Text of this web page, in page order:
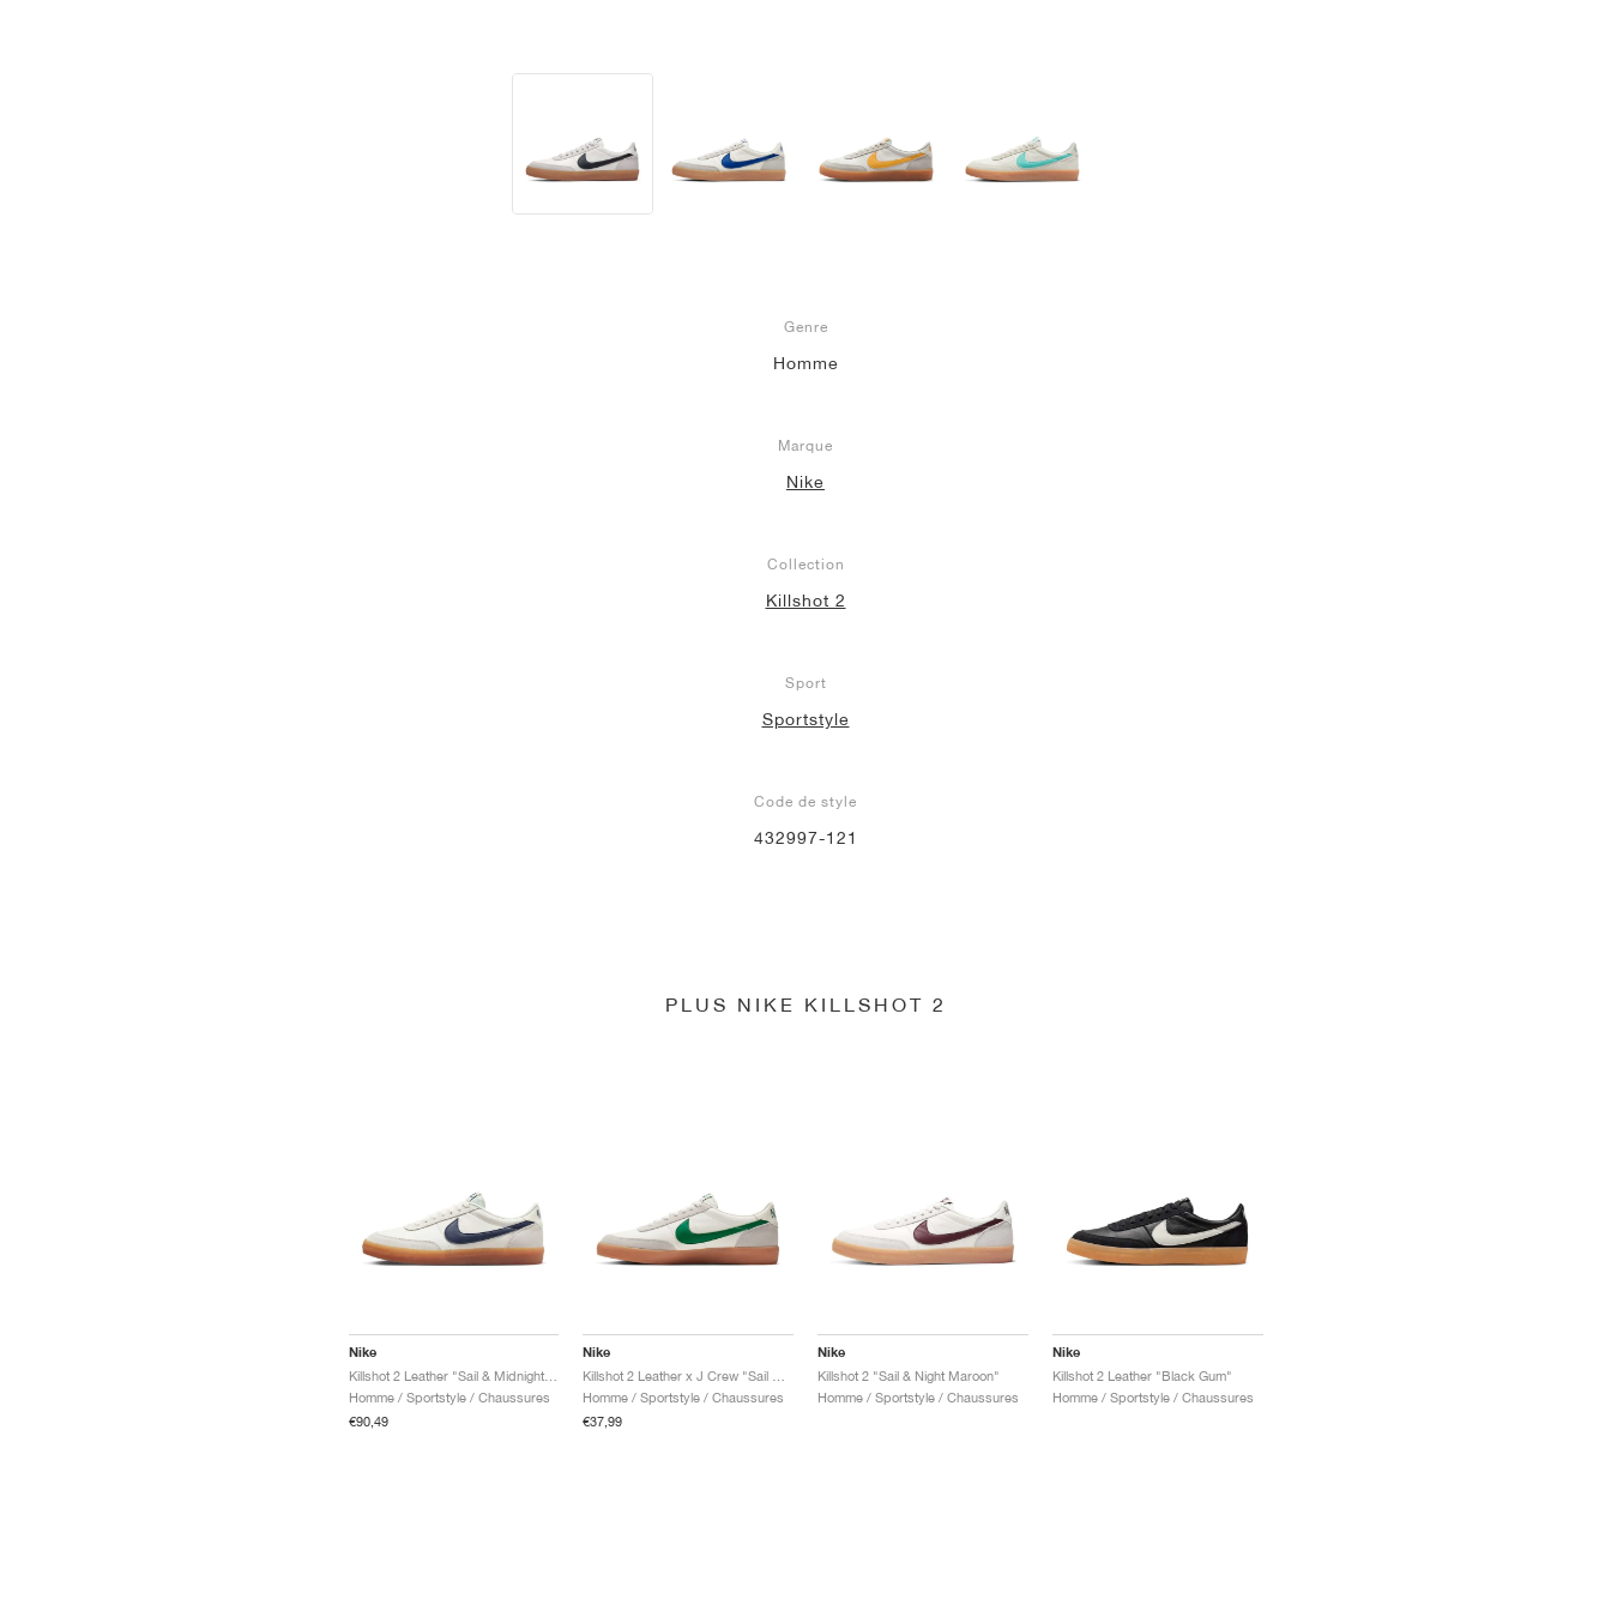
Genre
Homme
Marque
Nike
Collection
Killshot 2
Sport
Sportstyle
Code de style
432997-121
PLUS NIKE KILLSHOT 2
Nike
Killshot 2 Leather "Sail & Midnight Navy"
Homme / Sportstyle / Chaussures
€90,49
Nike
Homme / Sportstyle / Chaussures
€37,99
Nike
Killshot 2 "Sail & Night Maroon"
Homme / Sportstyle / Chaussures
Nike
Killshot 2 Leather "Black Gum"
Homme / Sportstyle / Chaussures